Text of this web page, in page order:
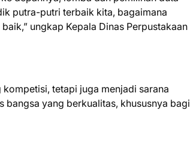
putra-putri terbaik kita, bagaimana
ungkap Kepala Dinas Perpustakaan
tetapi juga menjadi sarana
bangsa yang berkualitas, khususnya bagi